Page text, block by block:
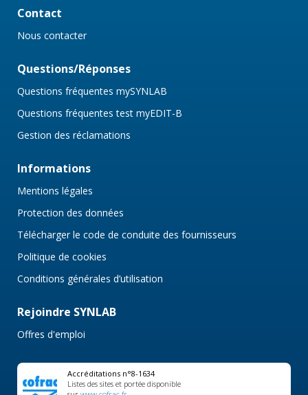
Contact
Nous contacter
Questions/Réponses
Questions fréquentes mySYNLAB
Questions fréquentes test myEDIT-B
Gestion des réclamations
Informations
Mentions légales
Protection des données
Télécharger le code de conduite des fournisseurs
Politique de cookies
Conditions générales d’utilisation
Rejoindre SYNLAB
Offres d'emploi
Accréditations n°8-1634
Listes des sites et portée disponible